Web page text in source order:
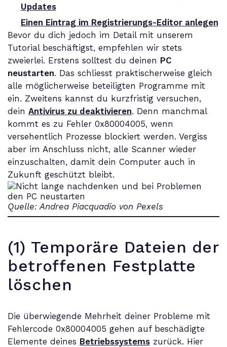
Updates
Einen Eintrag im Registrierungs-Editor anlegen
Bevor du dich jedoch im Detail mit unserem
Tutorial beschäftigst, empfehlen wir stets
zweierlei. Erstens solltest du deinen PC
neustarten. Das schliesst praktischerweise gleich
alle möglicherweise beteiligten Programme mit
ein. Zweitens kannst du kurzfristig versuchen,
dein Antivirus zu deaktivieren. Denn manchmal
kommt es zu Fehler 0x80004005, wenn
versehentlich Prozesse blockiert werden. Vergiss
aber im Anschluss nicht, alle Scanner wieder
einzuschalten, damit dein Computer auch in
Zukunft geschützt bleibt.
Quelle: Andrea Piacquadio von Pexels
(1) Temporäre Dateien der
betroffenen Festplatte
löschen
Die überwiegende Mehrheit deiner Probleme mit
Fehlercode 0x80004005 gehen auf beschädigte
Elemente deines Betriebssystems zurück. Hier